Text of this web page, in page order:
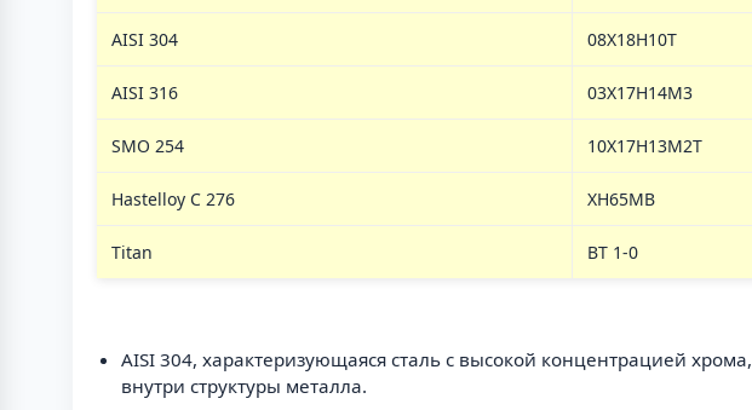
AISI 304 08Х18Н10Т
AISI 316 03Х17Н14М3
SMO 254 10Х17Н13М2Т
Hastelloy C 276 ХН65МВ
Titan ВТ 1-0
AISI 304, характеризующаяся сталь с высокой концентрацией
внутри структуры металла.